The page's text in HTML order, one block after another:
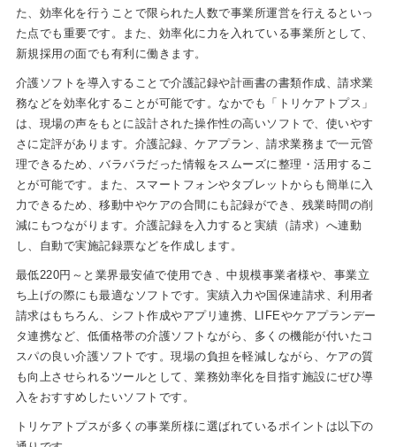
た、効率化を行うことで限られた人数で事業所運営を行えるといっ
た点でも重要です。また、効率化に力を入れている事業所として、
新規採用の面でも有利に働きます。
介護ソフトを導入することで介護記録や計画書の書類作成、請求業
務などを効率化することが可能です。なかでも「トリケアトプス」
は、現場の声をもとに設計された操作性の高いソフトで、使いやす
さに定評があります。介護記録、ケアプラン、請求業務まで一元管
理できるため、バラバラだった情報をスムーズに整理・活用するこ
とが可能です。また、スマートフォンやタブレットからも簡単に入
力できるため、移動中やケアの合間にも記録ができ、残業時間の削
減にもつながります。介護記録を入力すると実績（請求）へ連動
し、自動で実施記録票などを作成します。
最低220円～と業界最安値で使用でき、中規模事業者様や、事業立
ち上げの際にも最適なソフトです。実績入力や国保連請求、利用者
請求はもちろん、シフト作成やアプリ連携、LIFEやケアプランデー
タ連携など、低価格帯の介護ソフトながら、多くの機能が付いたコ
スパの良い介護ソフトです。現場の負担を軽減しながら、ケアの質
も向上させられるツールとして、業務効率化を目指す施設にぜひ導
入をおすすめしたいソフトです。
トリケアトプスが多くの事業所様に選ばれているポイントは以下の